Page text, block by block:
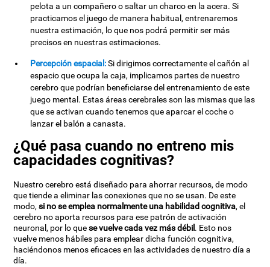
pelota a un compañero o saltar un charco en la acera. Si
practicamos el juego de manera habitual, entrenaremos
nuestra estimación, lo que nos podrá permitir ser más
precisos en nuestras estimaciones.
Percepción espacial:Si dirigimos correctamente el cañón al
espacio que ocupa la caja, implicamos partes de nuestro
cerebro que podrían beneficiarse del entrenamiento de este
juego mental. Estas áreas cerebrales son las mismas que las
que se activan cuando tenemos que aparcar el coche o
lanzar el balón a canasta.
¿Qué pasa cuando no entreno mis
capacidades cognitivas?
Nuestro cerebro está diseñado para ahorrar recursos, de modo
que tiende a eliminar las conexiones que no se usan. De este
modo,si no se emplea normalmente una habilidad cognitiva, el
cerebro no aporta recursos para ese patrón de activación
neuronal, por lo quese vuelve cada vez más débil . Esto nos
vuelve menos hábiles para emplear dicha función cognitiva,
haciéndonos menos eficaces en las actividades de nuestro día a
día.